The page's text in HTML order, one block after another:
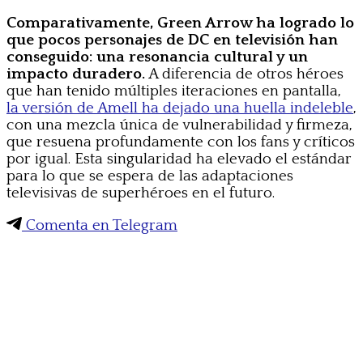
Comparativamente, Green Arrow ha logrado lo
que pocos personajes de DC en televisión han
conseguido: una resonancia cultural y un
impacto duradero.A diferencia de otros héroes
que han tenido múltiples iteraciones en pantalla,
la versión de Amell ha dejado una huella indeleble,
con una mezcla única de vulnerabilidad y firmeza,
que resuena profundamente con los fans y críticos
por igual. Esta singularidad ha elevado el estándar
para lo que se espera de las adaptaciones
televisivas de superhéroes en el futuro.
Comenta en Telegram